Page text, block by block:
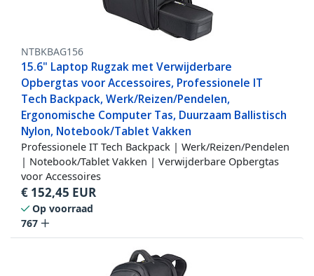
NTBKBAG156
15.6" Laptop Rugzak met Verwijderbare
Opbergtas voor Accessoires, Professionele IT
Tech Backpack, Werk/Reizen/Pendelen,
Ergonomische Computer Tas, Duurzaam Ballistisch
Nylon, Notebook/Tablet Vakken
Professionele IT Tech Backpack | Werk/Reizen/Pendelen
| Notebook/Tablet Vakken | Verwijderbare Opbergtas
voor Accessoires
€ 152,45 EUR
Op voorraad
767